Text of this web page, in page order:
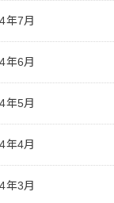
年7月
年6月
年5月
年4月
年3月